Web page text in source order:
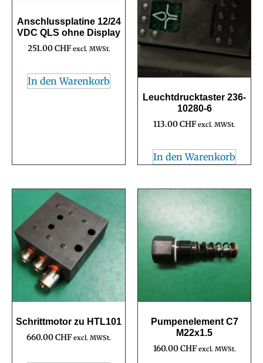
Anschlussplatine 12/24
VDC QLS ohne Display
251.00CHF excl. MWSt.
In den Warenkorb
Leuchtdrucktaster 236-
10280-6
113.00CHF excl. MWSt.
In den Warenkorb
Schrittmotor zu HTL101
660.00CHF excl. MWSt.
Pumpenelement C7
M22x1.5
160.00CHF excl. MWSt.